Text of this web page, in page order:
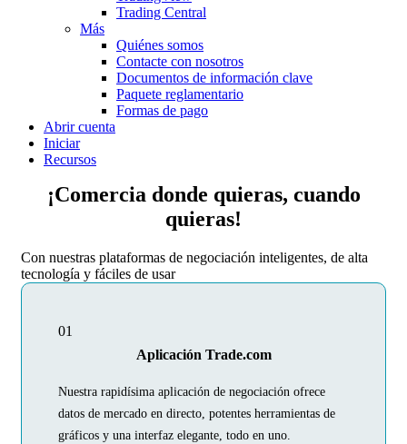
Trading Central
Más
Quiénes somos
Contacte con nosotros
Documentos de información clave
Paquete reglamentario
Formas de pago
Abrir cuenta
Iniciar
Recursos
¡Comercia donde quieras, cuando
quieras!
Con nuestras plataformas de negociación inteligentes, de alta
tecnología y fáciles de usar
01
Aplicación Trade.com
Nuestra rapidísima aplicación de negociación ofrece
datos de mercado en directo, potentes herramientas de
gráficos y una interfaz elegante, todo en uno.